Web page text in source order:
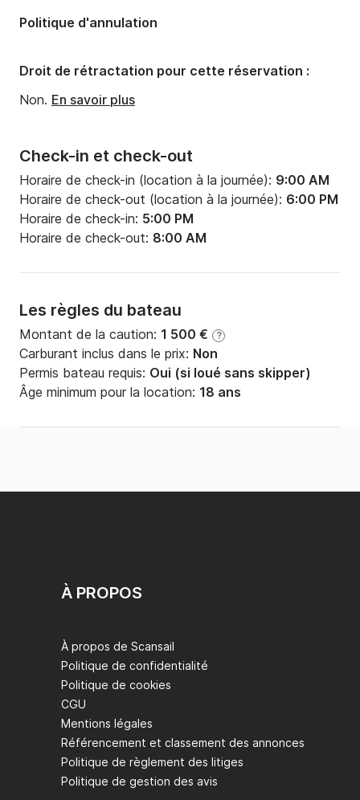
Tirant d'eau:1.94m
Puissance moteur:29cv
Check-in et check-out
Horaire de check-in (location à la journée): 9:00 AM
Horaire de check-out (location à la journée): 6:00 PM
Horaire de check-in: 5:00 PM
Horaire de check-out: 8:00 AM
Les règles du bateau
Montant de la caution: 1 500 € ?
Carburant inclus dans le prix: Non
Permis bateau requis: Oui (si loué sans skipper)
Âge minimum pour la location: 18 ans
Politique d'annulation
Droit de rétractation pour cette réservation :
Non. En savoir plus
À PROPOS
À propos de Scansail
Politique de confidentialité
Politique de cookies
CGU
Mentions légales
Référencement et classement des annonces
Politique de règlement des litiges
Politique de gestion des avis